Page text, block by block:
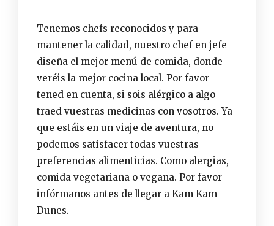
Tenemos chefs reconocidos y para
mantener la calidad, nuestro chef en jefe
diseña el mejor menú de comida, donde
veréis la mejor cocina local. Por favor
tened en cuenta, si sois alérgico a algo
traed vuestras medicinas con vosotros. Ya
que estáis en un viaje de aventura, no
podemos satisfacer todas vuestras
preferencias alimenticias. Como alergias,
comida vegetariana o vegana. Por favor
infórmanos antes de llegar a Kam Kam
Dunes.